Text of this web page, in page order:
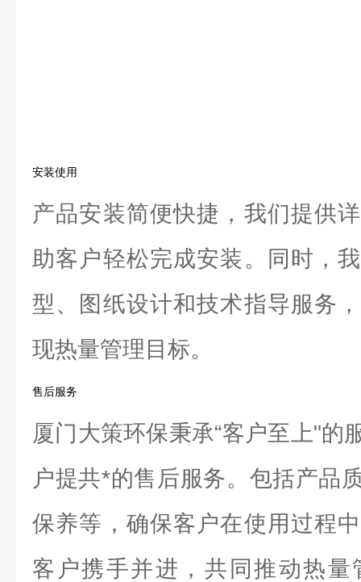
安装使用
产品安装简便快捷，我们提供
助客户轻松完成安装。同时，
型、图纸设计和技术指导服务
现热量管理目标。
售后服务
厦门大策环保秉承“客户至上"的
户提共*的售后服务。包括产品
保养等，确保客户在使用过程
客户携手并进，共同推动热